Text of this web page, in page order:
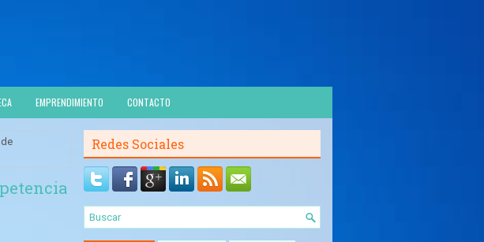
EMPRENDIMIENTO CONTACTO
Redes Sociales